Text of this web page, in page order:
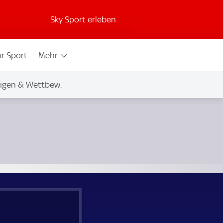
Sky Sport erleben
Sport Mehr
& Wettbew.